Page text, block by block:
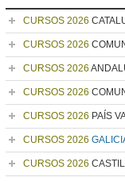
CURSOS 2026
CURSOS 2026
CURSOS 2026
CURSOS 2026
CURSOS 2026 PAÍS
CURSOS 2026
CURSOS 2026